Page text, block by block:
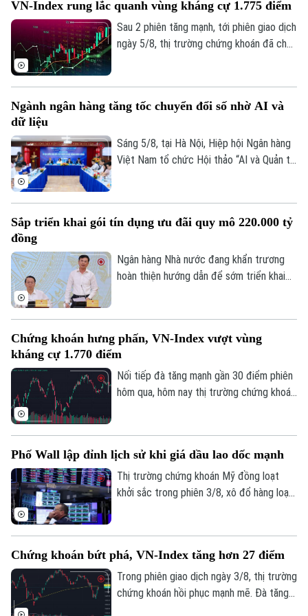
Theo dõi Hà Nội On
Liên hệ đường dây nóng (bấm để gọi)
hơn cả giá vàng miếng SJC 1,4 triệu
đồng/lượng.
VN-Index rung lắc quanh vùng kháng cự 1.775 điểm
Sau 2 phiên tăng mạnh, tới phiên giao dịch
ngày 5/8, thị trường chứng khoán đã cho
giao dịch, VN-index giảm 0,77 điểm
index tăng 7,18 điểm (2,51%) lên 293,59
điểm.
Ngành ngân hàng tăng tốc chuyển đổi số nhờ AI và
dữ liệu
Sáng 5/8, tại Hà Nội, Hiệp hội Ngân hàng
Việt Nam tổ chức Hội thảo “AI và Quản trị
mại, doanh nghiệp công nghệ và chuyên
Sắp triển khai gói tín dụng ưu đãi quy mô 220.000 tỷ
đồng
Ngân hàng Nhà nước đang khẩn trương
hoàn thiện hướng dẫn để sớm triển khai
tiên. Đây là thông tin được Phó Thống
đốc Ngân hàng Nhà nước Phạm Thanh Hà
cho biết tại Họp báo Chính phủ thường kỳ
tháng 7/2026 diễn ra chiều 3/8, tại Hà
Chứng khoán hưng phấn, VN-Index vượt vùng
kháng cự 1.770 điểm
Nối tiếp đà tăng mạnh gần 30 điểm phiên
hôm qua, hôm nay thị trường chứng khoán
1.770 điểm.
Phố Wall lập đỉnh lịch sử khi giá dầu lao dốc mạnh
Thị trường chứng khoán Mỹ đồng loạt
khởi sắc trong phiên 3/8, xô đổ hàng loạt
khẳng định Mỹ và Iran vẫn đang tiến hành
đàm phán bất chấp những lời bác bỏ từ
phía Iran.
Chứng khoán bứt phá, VN-Index tăng hơn 27 điểm
Trong phiên giao dịch ngày 3/8, thị trường
chứng khoán hồi phục mạnh mẽ. Đà tăng